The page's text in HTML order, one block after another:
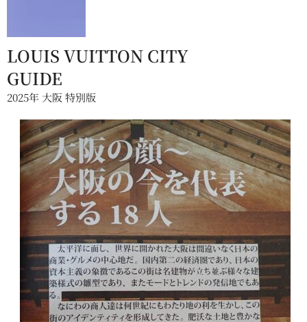
LOUIS VUITTON CITY
GUIDE
2025年 大阪 特別版